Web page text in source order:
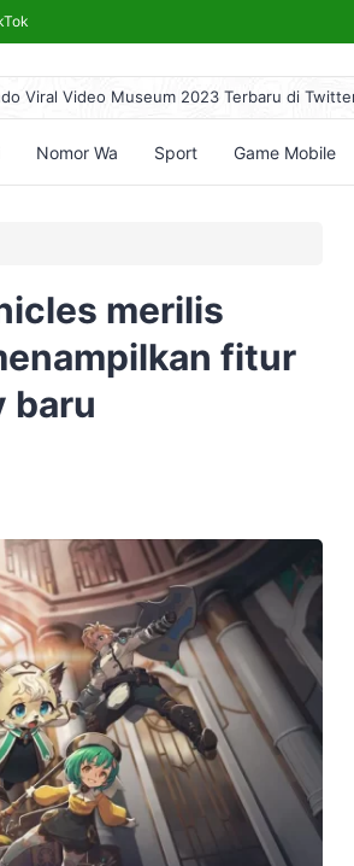
Viral Video Museum 2023 Terbaru di
Bokeh 2017 Bahasa Indonesia 2024, No
VPN Anti Blokir Bebas Akses Video
Nomor Wa Sport Game Mobile
merilis
fitur
baru